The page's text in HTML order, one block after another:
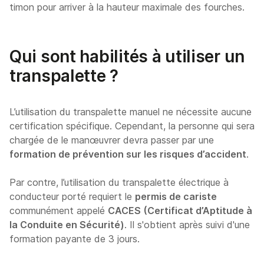
timon pour arriver à la hauteur maximale des fourches.
Qui sont habilités à utiliser un
transpalette ?
L’utilisation du transpalette manuel ne nécessite aucune
certification spécifique. Cependant, la personne qui sera
chargée de le manœuvrer devra passer par une
formation de prévention sur les risques d’accident.
Par contre, l’utilisation du transpalette électrique à
conducteur porté requiert le permis de cariste
communément appelé CACES (Certificat d’Aptitude à
la Conduite en Sécurité). Il s'obtient après suivi d'une
formation payante de 3 jours.